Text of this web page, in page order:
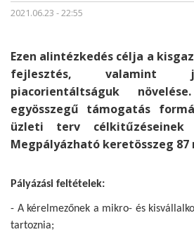
2021.06.23 - 22:55
Ezen alintézkedés célja a
fejlesztés, valamint
piacorientáltságuk
egyösszegű támogatás
üzleti terv célkitűzéseinek
Megpályázható keretösszeg 87
Pályázási feltételek:
- A kérelmezőnek a mikro- és
tartoznia;